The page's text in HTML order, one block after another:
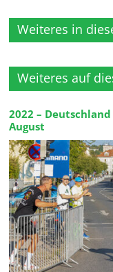
Weiteres in
Weiteres auf
2022 –
August